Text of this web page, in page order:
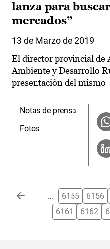
lanza para
mercados”
13 de Marzo de 2019
El director provincial de
Ambiente y Desarrollo
presentación del mismo
Notas de prensa
Fotos
Paginación … 6155 6156
6161
6162